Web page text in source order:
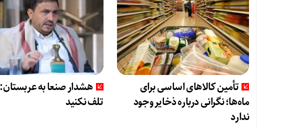
تأمین کالاهای اساسی برای
ماه‌ها؛ نگرانی درباره ذخایر وجود
ندارد
هشدار صنعا به
تلف نکنید